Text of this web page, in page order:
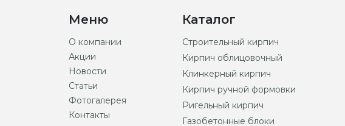
Меню
О компании
Акции
Новости
Статьи
Фотогалерея
Контакты
Каталог
Строительный кирпич
Кирпич облицовочный
Клинкерный кирпич
Кирпич ручной формовки
Ригельный кирпич
Газобетонные блоки